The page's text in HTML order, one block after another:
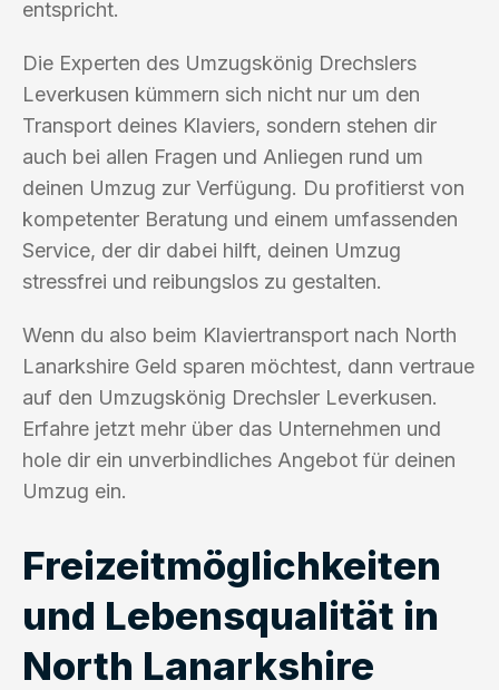
entspricht.
Die Experten des Umzugskönig Drechslers
Leverkusen kümmern sich nicht nur um den
Transport deines Klaviers, sondern stehen dir
auch bei allen Fragen und Anliegen rund um
deinen Umzug zur Verfügung. Du profitierst von
kompetenter Beratung und einem umfassenden
Service, der dir dabei hilft, deinen Umzug
stressfrei und reibungslos zu gestalten.
Wenn du also beim Klaviertransport nach North
Lanarkshire Geld sparen möchtest, dann vertraue
auf den Umzugskönig Drechsler Leverkusen.
Erfahre jetzt mehr über das Unternehmen und
hole dir ein unverbindliches Angebot für deinen
Umzug ein.
Freizeitmöglichkeiten
und Lebensqualität in
North Lanarkshire